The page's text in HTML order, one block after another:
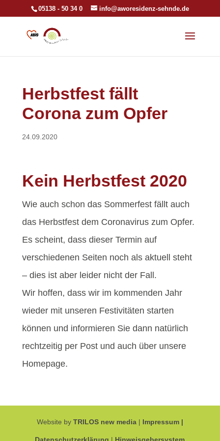
05138 - 50 34 0 info@aworesidenz-sehnde.de
Herbstfest fällt
Corona zum Opfer
24.09.2020
Kein Herbstfest 2020
Wie auch schon das Sommerfest fällt auch
das Herbstfest dem Coronavirus zum Opfer.
Es scheint, dass dieser Termin auf
verschiedenen Seiten noch als aktuell steht
– dies ist aber leider nicht der Fall.
Wir hoffen, dass wir im kommenden Jahr
wieder mit unseren Festivitäten starten
können und informieren Sie dann natürlich
rechtzeitig per Post und auch über unsere
Homepage.
Website by TRILOS new media| Impressum |